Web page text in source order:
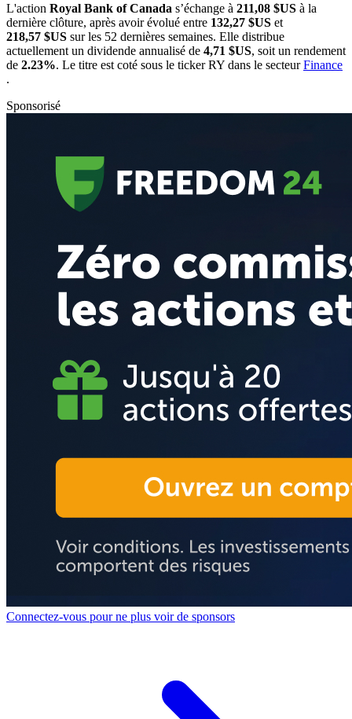
L'action Royal Bank of Canada s’échange à 211,08 $US à la
dernière clôture, après avoir évolué entre 132,27 $US et
218,57 $US sur les 52 dernières semaines. Elle distribue
actuellement un dividende annualisé de 4,71 $US, soit un rendement
de 2.23%. Le titre est coté sous le tickerRY dans le secteurFinance
.
Sponsorisé
Connectez-vous pour ne plus voir de sponsors